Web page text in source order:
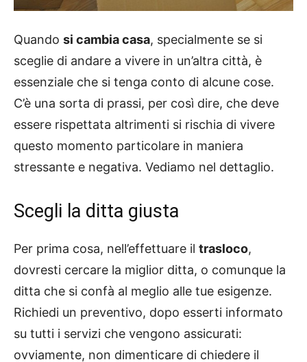
Quando si cambia casa, specialmente se si
sceglie di andare a vivere in un’altra città, è
essenziale che si tenga conto di alcune cose.
C’è una sorta di prassi, per così dire, che deve
essere rispettata altrimenti si rischia di vivere
questo momento particolare in maniera
stressante e negativa. Vediamo nel dettaglio.
Scegli la ditta giusta
Per prima cosa, nell’effettuare il trasloco,
dovresti cercare la miglior ditta, o comunque la
ditta che si confà al meglio alle tue esigenze.
Richiedi un preventivo, dopo esserti informato
su tutti i servizi che vengono assicurati:
ovviamente, non dimenticare di chiedere il